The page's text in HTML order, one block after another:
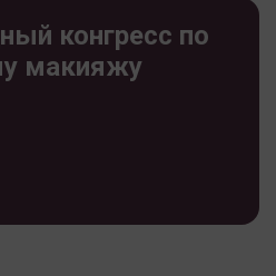
конгресс по
макияжу